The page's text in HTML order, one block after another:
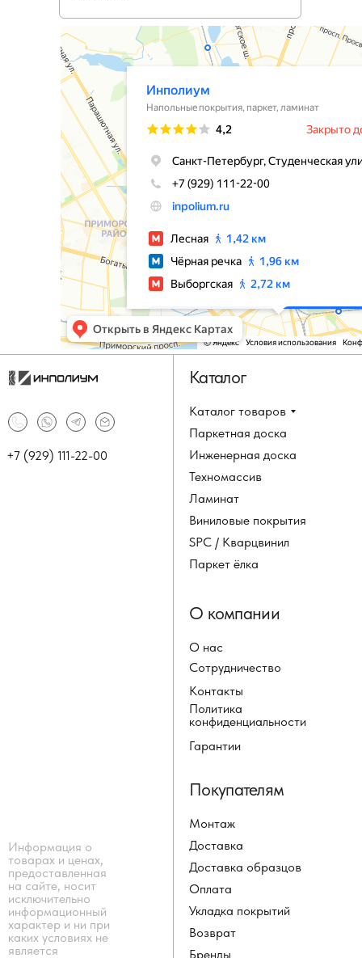
Каталог товаров
Паркетная доска
Инженерная доска
Техномассив
+7 (929) 111-22-00
Информация о
товарах и ценах,
предоставленная
на сайте, носит
исключительно
информационный
характер и ни при
каких условиях не
является
Каталог
Ламинат
Виниловые покрытия
SPC / Кварцвинил
Паркет ёлка
О нас
Сотрудничество
Контакты
Политика
конфиденциальности
О компании
Монтаж
Доставка
Доставка образцов
Оплата
Покупателям
Укладка покрытий
Возврат
Бренды
Гарантии